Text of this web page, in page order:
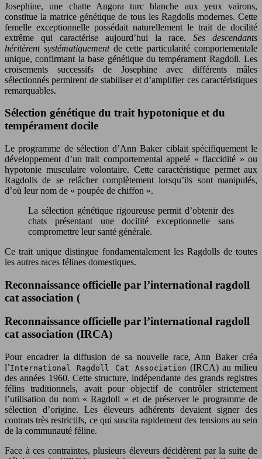
Josephine, une chatte Angora turc blanche aux yeux vairons,
constitue la matrice génétique de tous les Ragdolls modernes. Cette
femelle exceptionnelle possédait naturellement le trait de docilité
extrême qui caractérise aujourd’hui la race. Ses descendants
héritèrent systématiquementde cette particularité comportementale
unique, confirmant la base génétique du tempérament Ragdoll. Les
croisements successifs de Josephine avec différents mâles
sélectionnés permirent de stabiliser et d’amplifier ces caractéristiques
remarquables.
Sélection génétique du trait hypotonique et du
tempérament docile
Le programme de sélection d’Ann Baker ciblait spécifiquement le
développement d’un trait comportemental appelé « flaccidité » ou
hypotonie musculaire volontaire. Cette caractéristique permet aux
Ragdolls de se relâcher complètement lorsqu’ils sont manipulés,
d’où leur nom de « poupée de chiffon ».
La sélection génétique rigoureuse permit d’obtenir des
chats présentant une docilité exceptionnelle sans
compromettre leur santé générale.
Ce trait unique distingue fondamentalement les Ragdolls de toutes
les autres races félines domestiques.
Reconnaissance officielle par l’international ragdoll
cat association (
Reconnaissance officielle par l’international ragdoll
cat association (IRCA)
Pour encadrer la diffusion de sa nouvelle race, Ann Baker créa
l’International Ragdoll Cat Association (IRCA) au milieu
des années 1960. Cette structure, indépendante des grands registres
félins traditionnels, avait pour objectif de contrôler strictement
l’utilisation du nom « Ragdoll » et de préserver le programme de
sélection d’origine. Les éleveurs adhérents devaient signer des
contrats très restrictifs, ce qui suscita rapidement des tensions au sein
de la communauté féline.
Face à ces contraintes, plusieurs éleveurs décidèrent par la suite de